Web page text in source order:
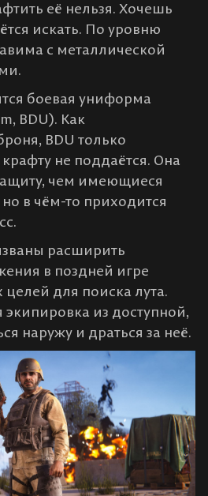
её нельзя. Хочешь
искать. По уровню
с металлической
боевая униформа
BDU). Как
BDU только
не поддаётся. Она
чем имеющиеся
в чём-то приходится
расширить
в поздней игре
для поиска лута.
из доступной,
наружу и драться за неё.